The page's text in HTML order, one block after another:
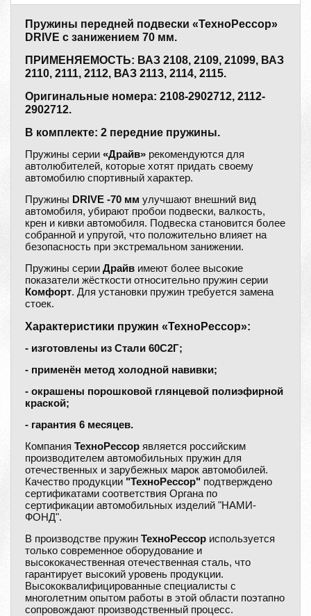
Пружины передней подвески «ТехноРессор»
DRIVE с занижением 70 мм.
ПРИМЕНЯЕМОСТЬ: ВАЗ 2108, 2109, 21099, ВАЗ
2110, 2111, 2112, ВАЗ 2113, 2114, 2115.
Оригинальные номера: 2108-2902712, 2112-
2902712.
В комплекте: 2 передние пружины.
Пружины серии «Драйв» рекомендуются для
автолюбителей, которые хотят придать своему
автомобилю спортивный характер.
Пружины DRIVE -70 мм улучшают внешний вид
автомобиля, убирают пробои подвески, валкость,
крен и кивки автомобиля. Подвеска становится более
собранной и упругой, что положительно влияет на
безопасность при экстремальном занижении.
Пружины серии Драйв имеют более высокие
показатели жёсткости относительно пружин серии
Комфорт. Для установки пружин требуется замена
стоек.
Характеристики пружин «ТехноРессор»:
- изготовлены из Стали 60С2Г;
- применён метод холодной навивки;
- окрашены порошковой глянцевой полиэфирной
краской;
- гарантия 6 месяцев.
Компания ТехноРессор является российским
производителем автомобильных пружин для
отечественных и зарубежных марок автомобилей.
Качество продукции "ТехноРессор" подтверждено
сертификатами соответствия Органа по
сертификации автомобильных изделий "НАМИ-
ФОНД".
В производстве пружин ТехноРессор используется
только современное оборудование и
высококачественная отечественная сталь, что
гарантирует высокий уровень продукции.
Высококвалифицированные специалисты с
многолетним опытом работы в этой области поэтапно
сопровождают производственный процесс.